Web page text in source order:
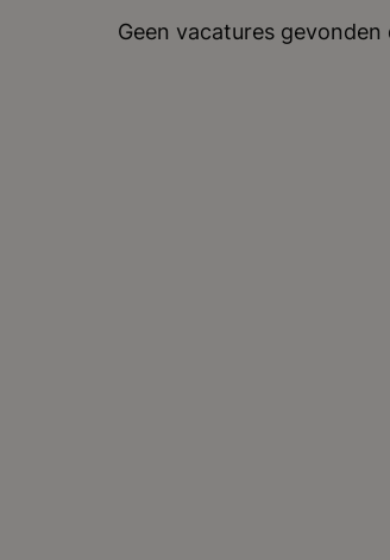
Geen vacatures